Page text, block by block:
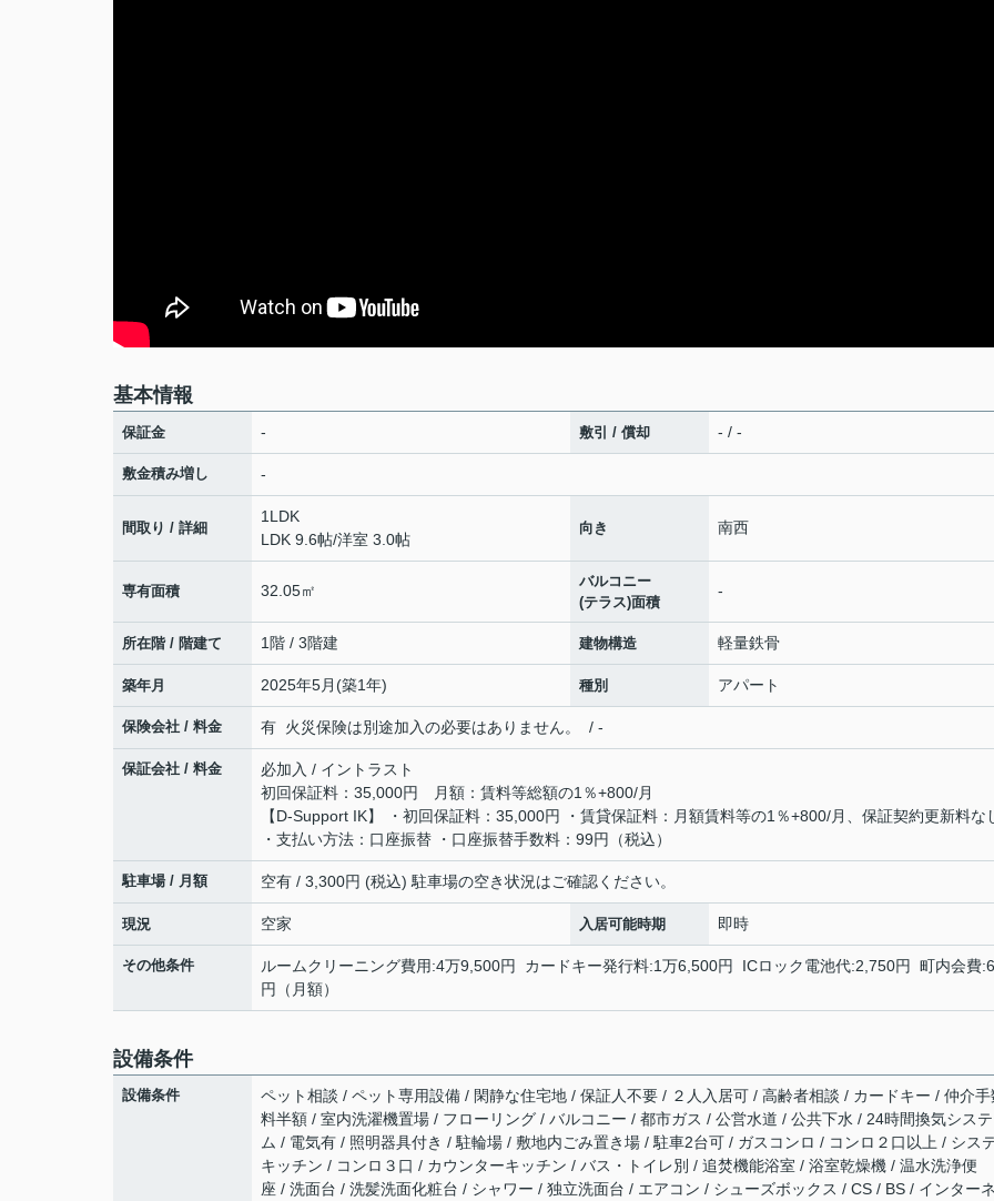
基本情報
保証金 - 敷引 / 償却 - / -
敷金積み増し -
間取り / 詳細
1LDK
LDK 9.6帖/洋室 3.0帖
向き 南西
専有面積 32.05㎡
バルコニー
(テラス)面積
-
所在階 / 階建て 1階 / 3階建 建物構造 軽量鉄骨
築年月 2025年5月(築1年) 種別 アパート
保険会社 / 料金 有 火災保険は別途加入の必要はありません。 / -
保証会社 / 料金
必加入 / イントラスト
初回保証料：35,000円 月額：賃料等総額の1％+800/月
【D-Support IK】 ・初回保証料：35,000円 ・賃貸保証料：月額賃料等の1％+800/月、保証契約更新料な
・支払い方法：口座振替 ・口座振替手数料：99円（税込）
駐車場 / 月額 空有 / 3,300円 (税込) 駐車場の空き状況はご確認ください。
現況 空家 入居可能時期 即時
その他条件
ルームクリーニング費用:4万9,500円 カードキー発行料:1万6,500円 ICロック電池代:2,750円 町内会費
円（月額）
設備条件
設備条件
ペット相談 / ペット専用設備 / 閑静な住宅地 / 保証人不要 / ２人入居可 / 高齢者相談 / カードキー / 仲介手
料半額 / 室内洗濯機置場 / フローリング / バルコニー / 都市ガス / 公営水道 / 公共下水 / 24時間換気システ
ム / 電気有 / 照明器具付き / 駐輪場 / 敷地内ごみ置き場 / 駐車2台可 / ガスコンロ / コンロ２口以上 / シス
キッチン / コンロ３口 / カウンターキッチン / バス・トイレ別 / 追焚機能浴室 / 浴室乾燥機 / 温水洗浄便
座 / 洗面台 / 洗髪洗面化粧台 / シャワー / 独立洗面台 / エアコン / シューズボックス / CS / BS / インター